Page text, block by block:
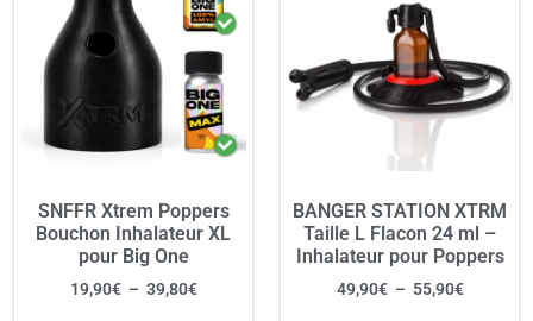
SNFFR Xtrem Poppers
Bouchon Inhalateur XL
pour Big One
19,90€ – 39,80€
BANGER STATION XTRM
Taille L Flacon 24 ml –
Inhalateur pour Poppers
49,90€ – 55,90€